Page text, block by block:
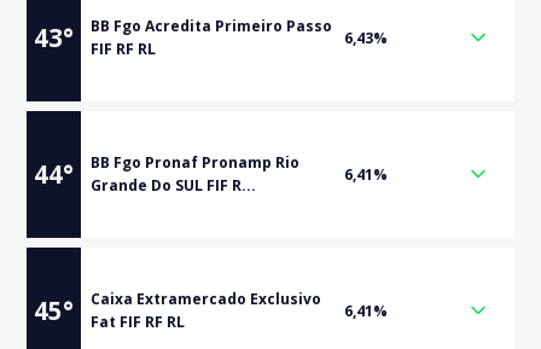
43°
BB Fgo Acredita Primeiro Passo
FIF RF RL
6,43%
44°
BB Fgo Pronaf Pronamp Rio
Grande Do SUL FIF R...
6,41%
45°
Caixa Extramercado Exclusivo
Fat FIF RF RL
6,41%